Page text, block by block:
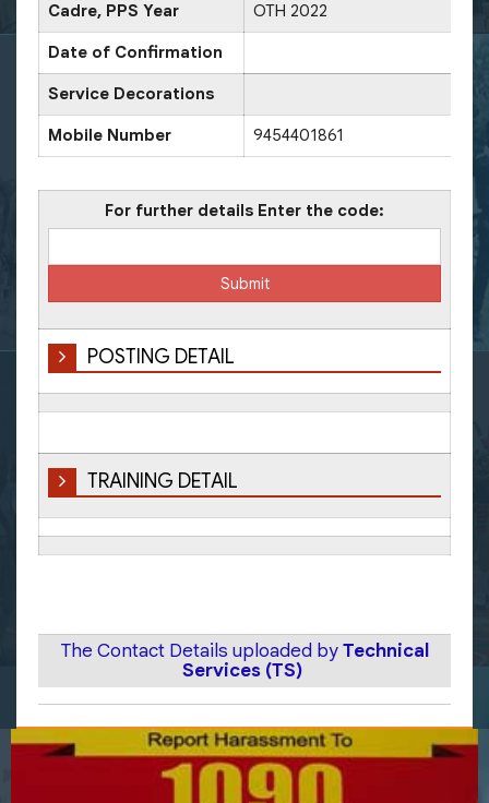
Cadre, PPS Year OTH 2022
Date of Confirmation
Service Decorations
Mobile Number 9454401861
For further details Enter the code:
POSTING DETAIL
TRAINING DETAIL
The Contact Details uploaded byTechnical
Services (TS)